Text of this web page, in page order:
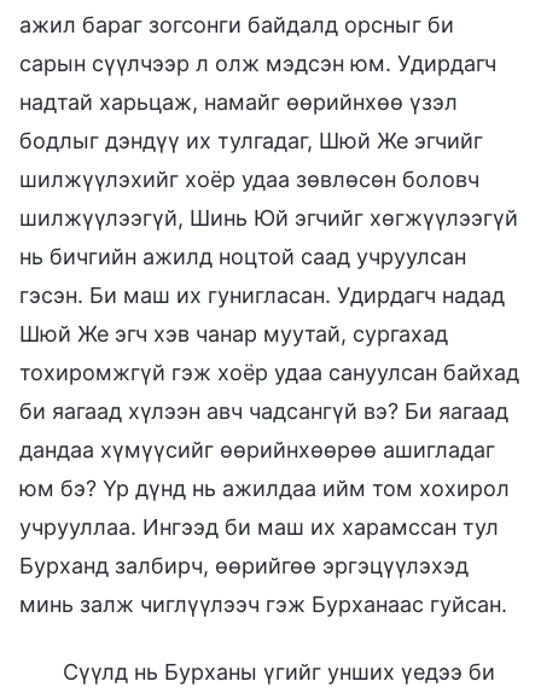
ажил бараг зогсонги байдалд орсныг би
сарын сүүлчээр л олж мэдсэн юм. Удирдагч
надтай харьцаж, намайг өөрийнхөө үзэл
бодлыг дэндүү их тулгадаг, Шюй Же эгчийг
шилжүүлэхийг хоёр удаа зөвлөсөн боловч
шилжүүлээгүй, Шинь Юй эгчийг хөгжүүлээгүй
нь бичгийн ажилд ноцтой саад учруулсан
гэсэн. Би маш их гунигласан. Удирдагч надад
Шюй Же эгч хэв чанар муутай, сургахад
тохиромжгүй гэж хоёр удаа сануулсан байхад
би яагаад хүлээн авч чадсангүй вэ? Би яагаад
дандаа хүмүүсийг өөрийнхөөрөө ашигладаг
юм бэ? Үр дүнд нь ажилдаа ийм том хохирол
учрууллаа. Ингээд би маш их харамссан тул
Бурханд залбирч, өөрийгөө эргэцүүлэхэд
минь залж чиглүүлээч гэж Бурханаас гуйсан.
Сүүлд нь Бурханы үгийг унших үедээ би